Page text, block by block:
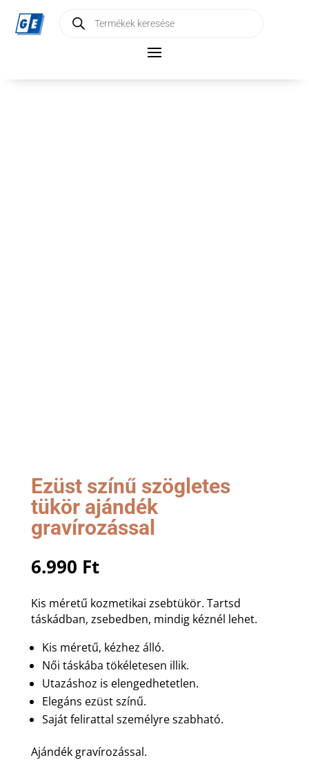
search
Ezüst színű szögletes
tükör ajándék
gravírozással
6.990 Ft
Kis méretű kozmetikai zsebtükör. Tartsd
táskádban, zsebedben, mindig kéznél lehet.
Kis méretű, kézhez álló.
Női táskába tökéletesen illik.
Utazáshoz is elengedhetetlen.
Elegáns ezüst színű.
Saját felirattal személyre szabható.
Ajándék gravírozással.